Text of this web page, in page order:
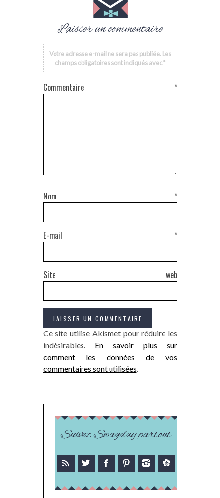
Laisser un commentaire
Votre adresse e-mail ne sera pas publiée. Les
champs obligatoires sont indiqués avec*
Commentaire *
Nom *
E-mail *
Site web
Ce site utilise Akismet pour réduire les
indésirables. En savoir plus sur
comment les données de vos
commentaires sont utilisées.
Suivez Swagday partout